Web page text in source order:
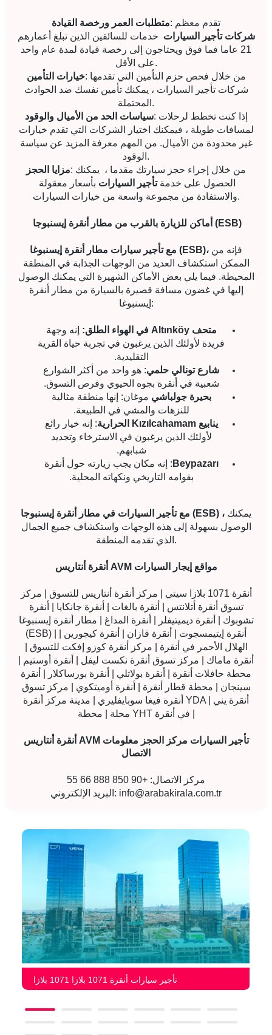
متطلبات العمر ورخصة القيادة
: تقدم معظم
شركات تأجير السيارات خدمات للسائقين الذين تبلغ أعمارهم
21 عاما فما فوق ويحتاجون إلى رخصة قيادة لمدة عام واحد
على الأقل.
خيارات التأمين: من خلال فحص حزم التأمين التي تقدمها
شركات تأجير السيارات ، يمكنك تأمين نفسك ضد الحوادث
المحتملة.
سياسات الحد من الأميال والوقود: إذا كنت تخطط لرحلات
لمسافات طويلة ، فيمكنك اختيار الشركات التي تقدم خيارات
غير محدودة من الأميال. من المهم معرفة المزيد عن سياسة
الوقود.
مزايا الحجز
: من خلال إجراء حجز سيارتك مقدما ، يمكنك
الحصول على خدمةتأجير السيارات بأسعار معقولة
والاستفادة من مجموعة واسعة من خيارات السيارات.
أماكن للزيارة بالقرب من مطار أنقرة إيسنبوجا (ESB)
مع تأجير سيارات مطار أنقرة إيسنبوغا (ESB)،
الممكن استكشاف العديد من الوجهات الجذابة في المنطقة
المحيطة. فيما يلي بعض الأماكن الشهيرة التي يمكنك الوصول
إليها في غضون مسافة قصيرة بالسيارة من مطار أنقرة
إيسنبوغا:
متحف Altınköy في الهواء الطلق:
إنه وجهة
فريدة لأولئك الذين يرغبون في تجربة حياة القرية
التقليدية.
شارع تونالي حلمي: هو واحد من أكثر الشوارع
شعبية في أنقرة بجوه الحيوي وفرص التسوق.
بحيرة جولباشي موغان: إنها منطقة مثالية
للنزهات والمشي في الطبيعة.
ينابيع Kızılcahamam الحرارية
: إنه خيار رائع
لأولئك الذين يرغبون في الاسترخاء وتجديد
شبابهم.
Beypazarı : إنه مكان يجب زيارته حول أنقرة
بقوامه التاريخي ونكهاته المحلية.
مع تأجير السيارات في مطار أنقرة إيسنبوجا (ESB) ،
الوصول بسهولة إلى هذه الوجهات واستكشاف جميع الجمال
الذي تقدمه المنطقة.
أنقرة أنتاريس AVM مواقع إيجار السيارات
أنقرة 1071 بلازا سيتي | مركز أنقرة أنتاريس للتسوق | مركز
تسوق أنقرة أتلانتس | أنقرة بالغات | أنقرة جانكايا | أنقرة
تشوبوك | أنقرة ديميتيفلر | أنقرة المداغ | مطار أنقرة إيسنبوغا
(ESB) | أنقرة إيتيمسجوت | أنقرة قازان | أنقرة كيجورين |
الهلال الأحمر في أنقرة | مركز أنقرة كوزو إفكت للتسوق |
أنقرة ماماك | مركز تسوق أنقرة نكست ليفل | أنقرة أوستيم |
محطة حافلات أنقرة | أنقرة بولاتلي | أنقرة بورساكلار | أنقرة
سينجان | محطة قطار أنقرة | أنقرة أوميتكوي | مركز تسوق
أنقرة فيغا سوبايفليري | مدينة مركز أنقرة YDA | أنقرة يني
أنقرة أنتاريس AVM تأجير السيارات مركز الحجز معلومات
الاتصال
مركز الاتصال: +90 850 888 66 55
البريد الإلكتروني: info@arabakirala.com.tr
تأجير سيارات أنقرة 1071 بلازا 1071 بلازا